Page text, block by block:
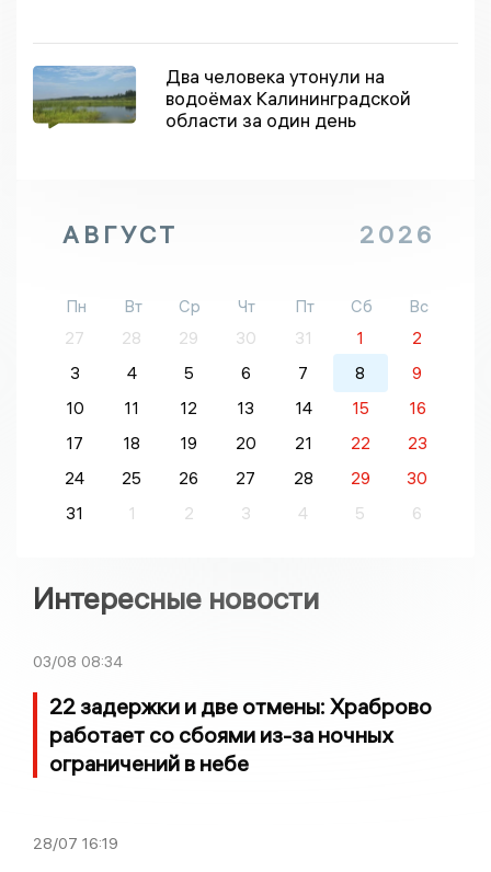
Два человека утонули на
водоёмах Калининградской
области за один день
АВГУСТ 2026
Пн Вт Ср Чт Пт Сб
Вс
27
28 29 30 31 1
2
3
4 5 6 7 8
9
10
11 12 13 14 15
16
17
18 19 20 21 22
23
24
25 26 27 28 29
30
31
1 2 3 4 5 6
Интересные новости
03/08 08:34
22 задержки и две отмены: Храброво
работает со сбоями из-за ночных
ограничений в небе
28/07 16:19